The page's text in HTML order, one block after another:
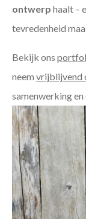
ontwerp haalt –
tevredenheid
Bekijk ons
neem vrijblijvend
samenwerking